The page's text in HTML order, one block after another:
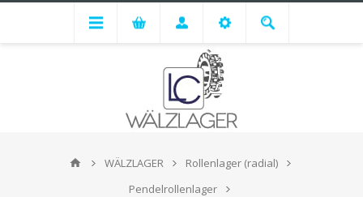
WÄLZLAGER
Rollenlager (radial)
Pendelrollenlager